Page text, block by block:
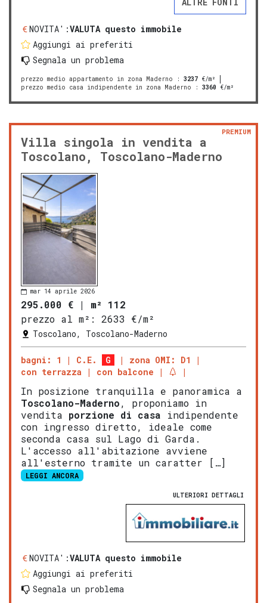
NOVITA':VALUTA questo immobile
Aggiungi ai preferiti
Segnala un problema
prezzo medio appartamento in zona Maderno : 3237 €/m²
prezzo medio casa indipendente in zona Maderno : 3360 €/m²
Villa singola in vendita a
Toscolano, Toscolano-Maderno
PREMIUM
mar 14 aprile 2026
295.000 € | m² 112
prezzo al m²:
2633 €/m²
Toscolano, Toscolano-Maderno
bagni: 1 C.E. G
zona OMI: D1
con terrazza
con balcone
In posizione tranquilla e panoramica a
Toscolano-Maderno, proponiamo in
vendita porzione di casa indipendente
con ingresso diretto, ideale come
seconda casa sul Lago di Garda.
L'accesso all'abitazione avviene
all'esterno tramite un caratter […]
LEGGI ANCORA
ULTERIORI DETTAGLI
NOVITA':VALUTA questo immobile
Aggiungi ai preferiti
Segnala un problema